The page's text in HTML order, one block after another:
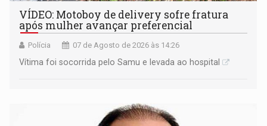
VÍDEO: Motoboy de delivery sofre fratura
após mulher avançar preferencial
Polícia 07 de Agosto de 2026 às 14:26
Vítima foi socorrida pelo Samu e levada ao hospital